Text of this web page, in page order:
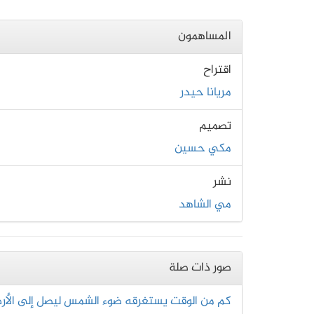
المساهمون
اقتراح
مريانا حيدر
تصميم
مكي حسين
نشر
مي الشاهد
صور ذات صلة
كم من الوقت يستغرقه ضوء الشمس ليصل إلى